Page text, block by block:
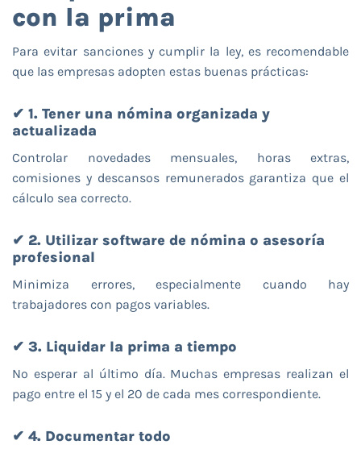
con la prima
Para evitar sanciones y cumplir la ley, es recomendable
que las empresas adopten estas buenas prácticas:
✔ 1. Tener una nómina organizada y
actualizada
Controlar novedades mensuales, horas extras,
comisiones y descansos remunerados garantiza que el
cálculo sea correcto.
✔ 2. Utilizar software de nómina o asesoría
profesional
Minimiza errores, especialmente cuando hay
trabajadores con pagos variables.
✔ 3. Liquidar la prima a tiempo
No esperar al último día. Muchas empresas realizan el
pago entre el 15 y el 20 de cada mes correspondiente.
✔ 4. Documentar todo